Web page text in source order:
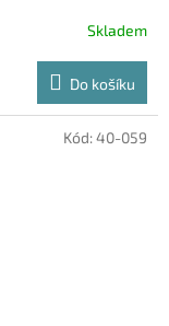
Skladem
Do košíku
Kód:40-059